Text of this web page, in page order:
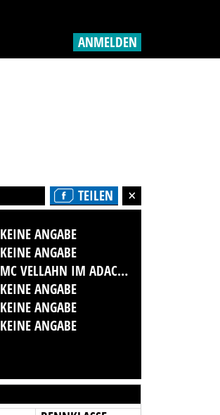
ANMELDEN
TEILEN
KEINE ANGABE
KEINE ANGABE
MC VELLAHN IM ADAC E.V.
KEINE ANGABE
KEINE ANGABE
KEINE ANGABE